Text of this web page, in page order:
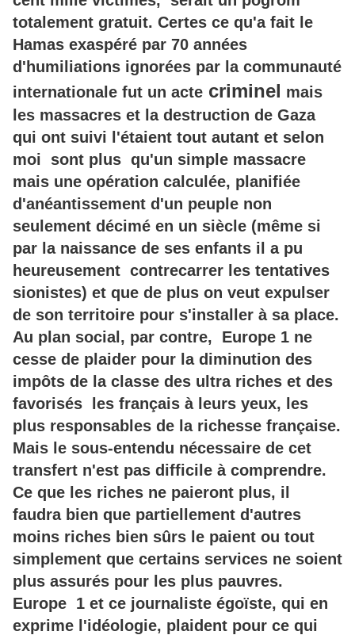
totalement gratuit. Certes ce qu'a fait le
Hamas exaspéré par 70 années
d'humiliations ignorées par la communauté
internationale fut un acte criminel mais
les massacres et la destruction de Gaza
qui ont suivi l'étaient tout autant et selon
moi sont plus qu'un simple massacre
mais une opération calculée, planifiée
d'anéantissement d'un peuple non
seulement décimé en un siècle (même si
par la naissance de ses enfants il a pu
heureusement contrecarrer les tentatives
sionistes) et que de plus on veut expulser
de son territoire pour s'installer à sa place.
Au plan social, par contre, Europe 1 ne
cesse de plaider pour la diminution des
impôts de la classe des ultra riches et des
favorisés les français à leurs yeux, les
plus responsables de la richesse française.
Mais le sous-entendu nécessaire de cet
transfert n'est pas difficile à comprendre.
Ce que les riches ne paieront plus, il
faudra bien que partiellement d'autres
moins riches bien sûrs le paient ou tout
simplement que certains services ne soient
plus assurés pour les plus pauvres.
Europe 1 et ce journaliste égoïste, qui en
exprime l'idéologie, plaident pour ce qui